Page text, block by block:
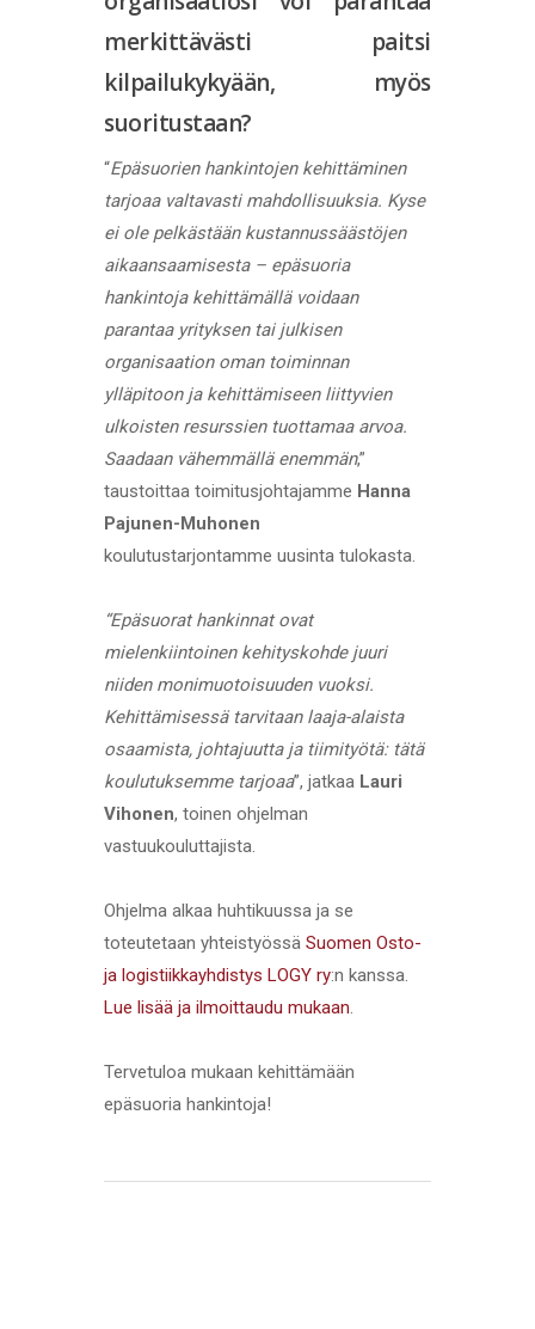
merkittävästi paitsi
kilpailukykyään, myös
suoritustaan?
“Epäsuorien hankintojen kehittäminen
tarjoaa valtavasti mahdollisuuksia. Kyse
ei ole pelkästään kustannussäästöjen
aikaansaamisesta – epäsuoria
hankintoja kehittämällä voidaan
parantaa yrityksen tai julkisen
organisaation oman toiminnan
ylläpitoon ja kehittämiseen liittyvien
ulkoisten resurssien tuottamaa arvoa.
Saadaan vähemmällä enemmän,”
taustoittaa toimitusjohtajamme Hanna
Pajunen-Muhonen
koulutustarjontamme uusinta tulokasta.
“Epäsuorat hankinnat ovat
mielenkiintoinen kehityskohde juuri
niiden monimuotoisuuden vuoksi.
Kehittämisessä tarvitaan laaja-alaista
osaamista, johtajuutta ja tiimityötä: tätä
koulutuksemme tarjoaa”, jatkaa Lauri
Vihonen, toinen ohjelman
vastuukouluttajista.
Ohjelma alkaa huhtikuussa ja se
toteutetaan yhteistyössäSuomen Osto-
ja logistiikkayhdistys LOGY ry:n kanssa.
Lue lisää ja ilmoittaudu mukaan.
Tervetuloa mukaan kehittämään
epäsuoria hankintoja!